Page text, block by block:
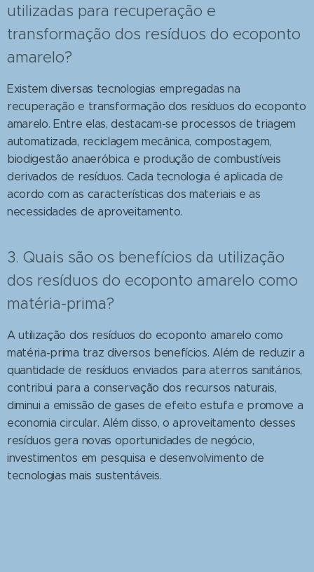
utilizadas para recuperação e
transformação dos resíduos do ecoponto
amarelo?
Existem diversas tecnologias empregadas na
recuperação e transformação dos resíduos do ecoponto
amarelo. Entre elas, destacam-se processos de triagem
automatizada, reciclagem mecânica, compostagem,
biodigestão anaeróbica e produção de combustíveis
derivados de resíduos. Cada tecnologia é aplicada de
acordo com as características dos materiais e as
necessidades de aproveitamento.
3. Quais são os benefícios da utilização
dos resíduos do ecoponto amarelo como
matéria-prima?
A utilização dos resíduos do ecoponto amarelo como
matéria-prima traz diversos benefícios. Além de reduzir a
quantidade de resíduos enviados para aterros sanitários,
contribui para a conservação dos recursos naturais,
diminui a emissão de gases de efeito estufa e promove a
economia circular. Além disso, o aproveitamento desses
resíduos gera novas oportunidades de negócio,
investimentos em pesquisa e desenvolvimento de
tecnologias mais sustentáveis.